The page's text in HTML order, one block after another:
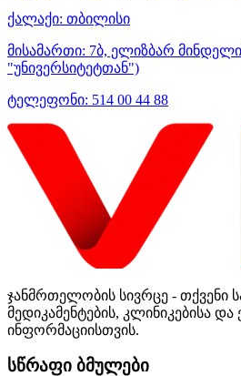
ქალაქი: თბილისი
მისამართი: 7ბ, ელიზბარ
"უნივერსიტეტთან")
ტელეფონი: 514 00 44 88
ჯანმრთელობის სივრცე - თქვენი
მედიკამენტების, კლინიკებისა და
ინფორმაციისთვის.
სწრაფი ბმულები